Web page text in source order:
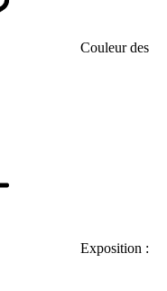
Couleur des
Exposition :